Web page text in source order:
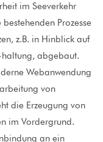
im Seeverkehr
Prozesse
z.B. in Hinblick auf
abgebaut.
Webanwendung
von
die Erzeugung von
im Vordergrund.
an ein